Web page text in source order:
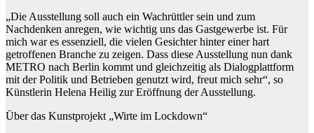
„Die Ausstellung soll auch ein Wachrüttler sein und zum
Nachdenken anregen, wie wichtig uns das Gastgewerbe ist. Für
mich war es essenziell, die vielen Gesichter hinter einer hart
getroffenen Branche zu zeigen. Dass diese Ausstellung nun dank
METRO nach Berlin kommt und gleichzeitig als Dialogplattform
mit der Politik und Betrieben genutzt wird, freut mich sehr“, so
Künstlerin Helena Heilig zur Eröffnung der Ausstellung.
Über das Kunstprojekt „Wirte im Lockdown“